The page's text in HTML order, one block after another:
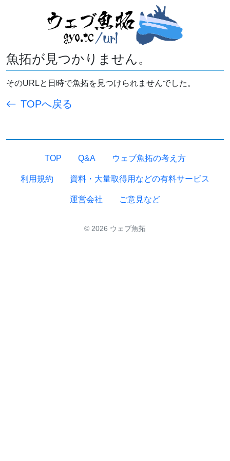
魚拓が見つかりません。
そのURLと日時で魚拓を見つけられませんでした。
TOPへ戻る
TOP Q&A ウェブ魚拓の考え方
利用規約 資料・大量取得用などの有料サービス
運営会社 ご意見など
© 2026 ウェブ魚拓